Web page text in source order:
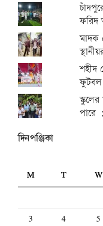
ফরিদ
মাদক
শহীদ
ফুটবল
পারে
দিনপঞ্জিকা
M
T W
3
4 5